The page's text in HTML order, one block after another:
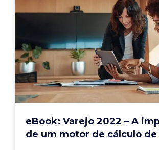
eBook: Varejo 2022 – A
de um motor de cálculo